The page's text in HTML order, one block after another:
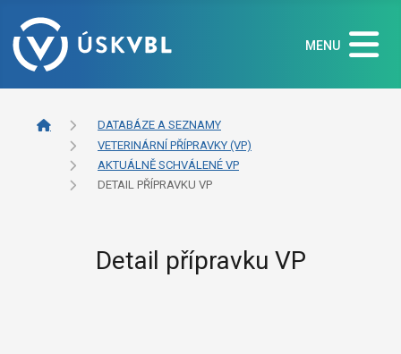
MENU
DATABÁZE A SEZNAMY
VETERINÁRNÍ PŘÍPRAVKY (VP)
AKTUÁLNĚ SCHVÁLENÉ VP
DETAIL PŘÍPRAVKU VP
Detail přípravku VP